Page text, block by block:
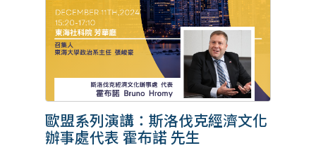
歐盟系列演講：斯洛伐克經濟文化
辦事處代表 霍布諾 先生